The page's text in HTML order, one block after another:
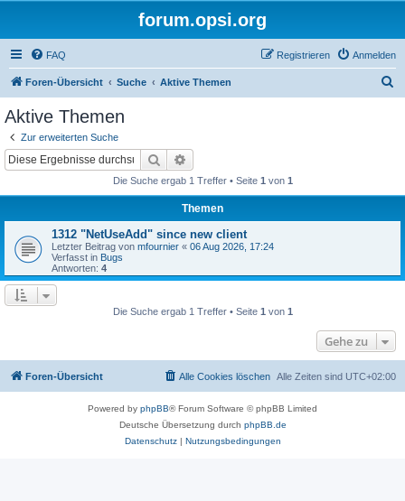
forum.opsi.org
FAQ Anmelden
Registrieren
Foren-Übersicht Suche Aktive Themen
Aktive Themen
Zur erweiterten Suche
Suche
Die Suche ergab 1 Treffer • Seite 1 von 1
Themen
1312 "NetUseAdd" since new client
Letzter Beitrag von mfournier « 06 Aug 2026, 17:24
Verfasst in Bugs
Antworten: 4
Die Suche ergab 1 Treffer • Seite 1 von 1
Gehe zu
Foren-Übersicht Alle Zeiten sind UTC+02:00
Alle Cookies löschen
Powered by phpBB® Forum Software © phpBB Limited
Deutsche Übersetzung durch phpBB.de
Datenschutz| Nutzungsbedingungen